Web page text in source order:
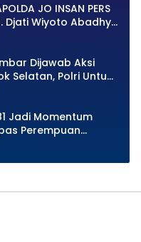
JO INSAN PERS
Djati Wiyoto Abadhy
bagi Pelanggar
Dijawab Aksi
Selatan, Polri Untuk
Slogan
Jadi Momentum
Perempuan